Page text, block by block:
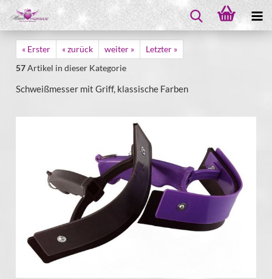
« Erster « zurück weiter »
Letzter »
57Artikel in dieser Kategorie
Schweißmesser mit Griff, klassische Farben